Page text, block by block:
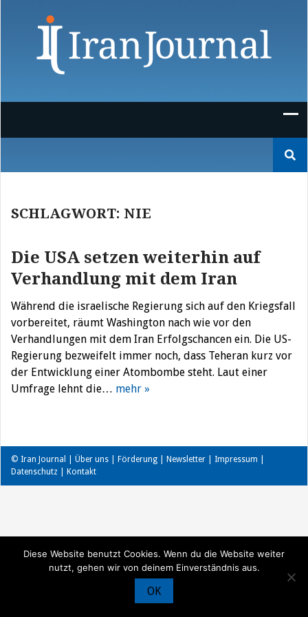
nach:
SCHLAGWORT: NIE
Die USA setzen weiterhin auf
Verhandlung mit dem Iran
Während die israelische Regierung sich auf den Kriegsfall
vorbereitet, räumt Washington nach wie vor den
Verhandlungen mit dem Iran Erfolgschancen ein. Die US-
Regierung bezweifelt immer noch, dass Teheran kurz vor
der Entwicklung einer Atombombe steht. Laut einer
Umfrage lehnt die… mehr »
© Iran Journal | Über uns Förderung Newsletter Impressum
Datenschutz
Kontakt
Diese Website benutzt Cookies. Wenn du die Website weiter
nutzt, gehen wir von deinem Einverständnis aus.
OK